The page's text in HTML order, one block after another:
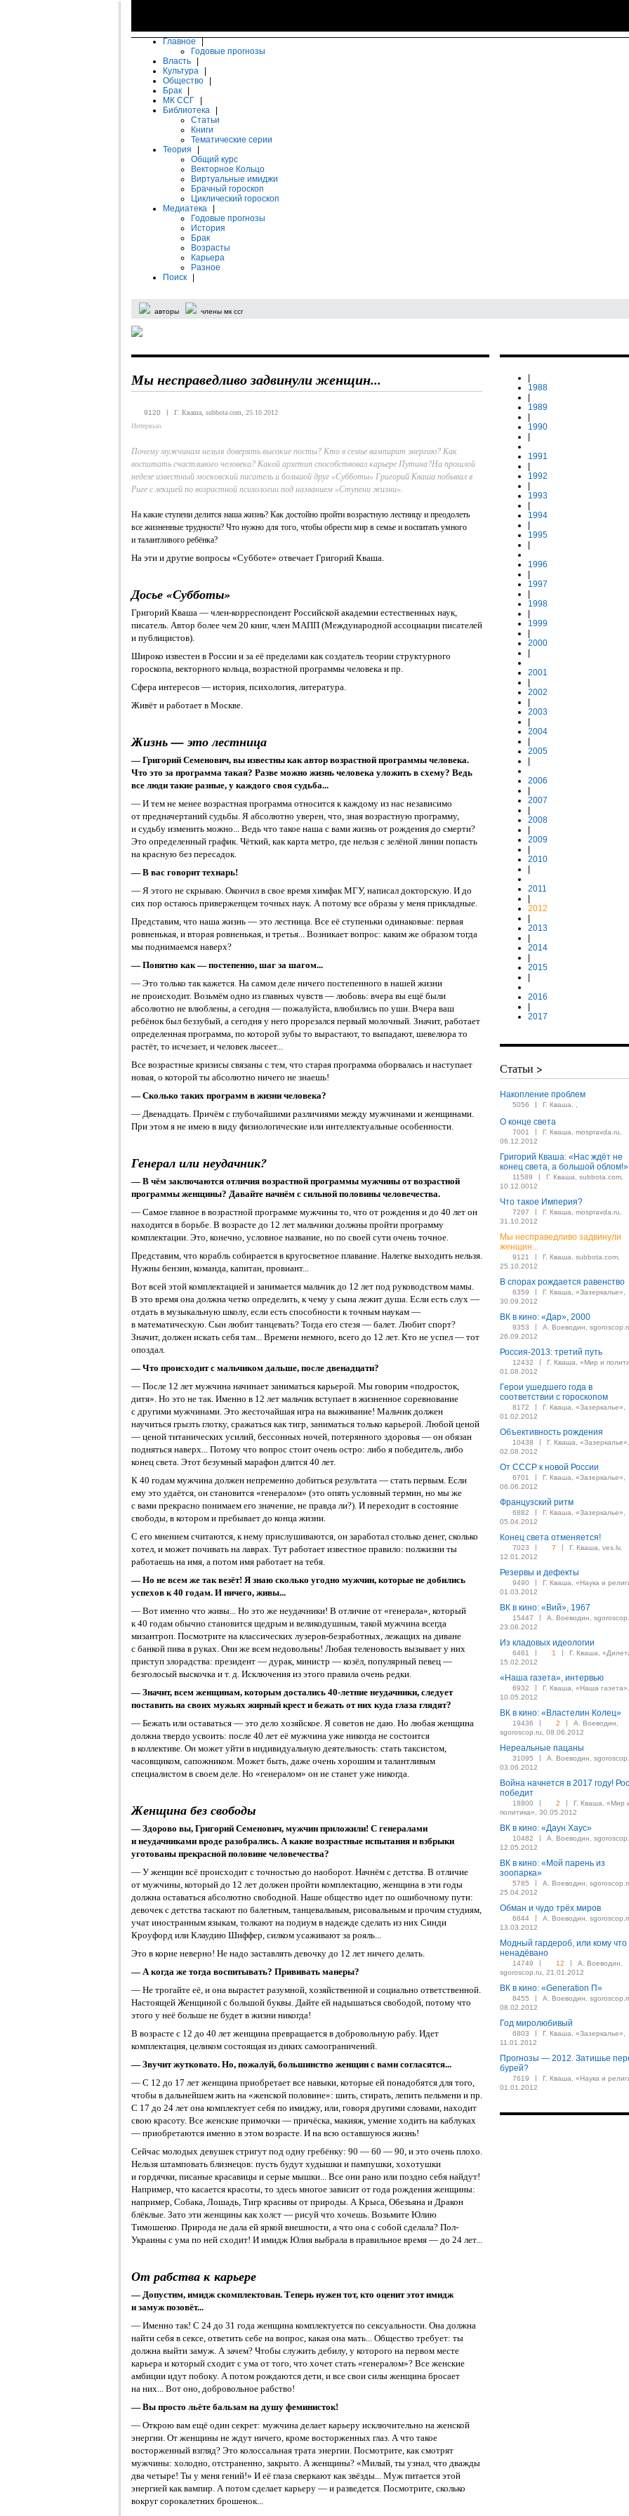
Главное
Годовые прогнозы
Власть
Культура
Общество
Брак
МК ССГ
Библиотека
Статьи
Книги
Тематические серии
Теория
Общий курс
Векторное Кольцо
Виртуальные имиджи
Брачный гороскоп
Циклический гороскоп
Медиатека
Годовые прогнозы
История
Брак
Возрасты
Карьера
Разное
Поиск
авторы члены мк ссг
Мы несправедливо задвинули женщин...
9120 |
Г. Кваша, subbota.com, 25.10.2012
Интервью.
Почему мужчинам нельзя доверять высокие посты? Кто в семье вампирит энергию? Как
воспитать счастливого человека? Какой архетип способствовал карьере Путина?На прошлой
неделе известный московский писатель и большой друг «Субботы» Григорий Кваша побывал в
Риге с лекцией по возрастной психологии под названием «Ступени жизни».
На какие ступени делится наша жизнь? Как достойно пройти возрастную лестницу и преодолеть
все жизненные трудности? Что нужно для того, чтобы обрести мир в семье и воспитать умного
и талантливого ребёнка?
На эти и другие вопросы «Субботе» отвечает Григорий Кваша.
Досье «Субботы»
Григорий Кваша — член-корреспондент Российской академии естественных наук,
писатель. Автор более чем 20 книг, член МАПП (Международной ассоциации писателей
и публицистов).
Широко известен в России и за её пределами как создатель теории структурного
гороскопа, векторного кольца, возрастной программы человека и пр.
Сфера интересов — история, психология, литература.
Живёт и работает в Москве.
Жизнь — это лестница
— Григорий Семенович, вы известны как автор возрастной программы человека.
Что это за программа такая? Разве можно жизнь человека уложить в схему? Ведь
все люди такие разные, у каждого своя судьба...
— И тем не менее возрастная программа относится к каждому из нас независимо
от предначертаний судьбы. Я абсолютно уверен, что, зная возрастную программу,
и судьбу изменить можно... Ведь что такое наша с вами жизнь от рождения до смерти?
Это определенный график. Чёткий, как карта метро, где нельзя с зелёной линии попасть
на красную без пересадок.
— В вас говорит технарь!
— Я этого не скрываю. Окончил в свое время химфак МГУ, написал докторскую. И до
сих пор остаюсь приверженцем точных наук. А потому все образы у меня прикладные.
Представим, что наша жизнь — это лестница. Все её ступеньки одинаковые: первая
ровненькая, и вторая ровненькая, и третья... Возникает вопрос: каким же образом тогда
мы поднимаемся наверх?
— Понятно как — постепенно, шаг за шагом...
— Это только так кажется. На самом деле ничего постепенного в нашей жизни
не происходит. Возьмём одно из главных чувств — любовь: вчера вы ещё были
абсолютно не влюблены, а сегодня — пожалуйста, влюбились по уши. Вчера ваш
ребёнок был беззубый, а сегодня у него прорезался первый молочный. Значит, работает
определенная программа, по которой зубы то вырастают, то выпадают, шевелюра то
растёт, то исчезает, и человек лысеет...
Все возрастные кризисы связаны с тем, что старая программа оборвалась и наступает
новая, о которой ты абсолютно ничего не знаешь!
— Сколько таких программ в жизни человека?
— Двенадцать. Причём с глубочайшими различиями между мужчинами и женщинами.
При этом я не имею в виду физиологические или интеллектуальные особенности.
Генерал или неудачник?
— В чём заключаются отличия возрастной программы мужчины от возрастной
программы женщины? Давайте начнём с сильной половины человечества.
— Самое главное в возрастной программе мужчины то, что от рождения и до 40 лет он
находится в борьбе. В возрасте до 12 лет мальчики должны пройти программу
комплектации. Это, конечно, условное название, но по своей сути очень точное.
Представим, что корабль собирается в кругосветное плавание. Налегке выходить нельзя.
Нужны бензин, команда, капитан, провиант...
Вот всей этой комплектацией и занимается мальчик до 12 лет под руководством мамы.
В это время она должна четко определить, к чему у сына лежит душа. Если есть слух —
отдать в музыкальную школу, если есть способности к точным наукам —
в математическую. Сын любит танцевать? Тогда его стезя — балет. Любит спорт?
Значит, должен искать себя там... Времени немного, всего до 12 лет. Кто не успел — тот
опоздал.
— Что происходит с мальчиком дальше, после двенадцати?
— После 12 лет мужчина начинает заниматься карьерой. Мы говорим «подросток,
дитя». Но это не так. Именно в 12 лет мальчик вступает в жизненное соревнование
с другими мужчинами. Это жесточайшая игра на выживание! Мальчик должен
научиться грызть глотку, сражаться как тигр, заниматься только карьерой. Любой ценой
— ценой титанических усилий, бессонных ночей, потерянного здоровья — он обязан
подняться наверх... Потому что вопрос стоит очень остро: либо я победитель, либо
конец света. Этот безумный марафон длится 40 лет.
К 40 годам мужчина должен непременно добиться результата — стать первым. Если
ему это удаётся, он становится «генералом» (это опять условный термин, но мы же
с вами прекрасно понимаем его значение, не правда ли?). И переходит в состояние
свободы, в котором и пребывает до конца жизни.
С его мнением считаются, к нему прислушиваются, он заработал столько денег, сколько
хотел, и может почивать на лаврах. Тут работает известное правило: полжизни ты
работаешь на имя, а потом имя работает на тебя.
— Но не всем же так везёт! Я знаю сколько угодно мужчин, которые не добились
успехов к 40 годам. И ничего, живы...
— Вот именно что живы... Но это же неудачники! В отличие от «генерала», который
к 40 годам обычно становится щедрым и великодушным, такой мужчина всегда
мизантроп. Посмотрите на классических лузеров-безработных, лежащих на диване
с банкой пива в руках. Они же всем недовольны! Любая теленовость вызывает у них
приступ злорадства: президент — дурак, министр — козёл, популярный певец —
безголосый выскочка и т. д. Исключения из этого правила очень редки.
— Значит, всем женщинам, которым достались 40-летние неудачники, следует
поставить на своих мужьях жирный крест и бежать от них куда глаза глядят?
— Бежать или оставаться — это дело хозяйское. Я советов не даю. Но любая женщина
должна твердо усвоить: после 40 лет её мужчина уже никогда не состоится
в коллективе. Он может уйти в индивидуальную деятельность: стать таксистом,
часовщиком, сапожником. Может быть, даже очень хорошим и талантливым
специалистом в своем деле. Но «генералом» он не станет уже никогда.
Женщина без свободы
— Здорово вы, Григорий Семенович, мужчин приложили! С генералами
и неудачниками вроде разобрались. А какие возрастные испытания и взбрыки
уготованы прекрасной половине человечества?
— У женщин всё происходит с точностью до наоборот. Начнём с детства. В отличие
от мужчины, который до 12 лет должен пройти комплектацию, женщина в эти годы
должна оставаться абсолютно свободной. Наше общество идет по ошибочному пути:
девочек с детства таскают по балетным, танцевальным, рисовальным и прочим студиям,
учат иностранным языкам, толкают на подиум в надежде сделать из них Синди
Кроуфорд или Клаудию Шиффер, силком усаживают за рояль...
Это в корне неверно! Не надо заставлять девочку до 12 лет ничего делать.
— А когда же тогда воспитывать? Прививать манеры?
— Не трогайте её, и она вырастет разумной, хозяйственной и социально ответственной.
Настоящей Женщиной с большой буквы. Дайте ей надышаться свободой, потому что
этого у неё больше не будет в жизни никогда!
В возрасте с 12 до 40 лет женщина превращается в добровольную рабу. Идет
комплектация, целиком состоящая из диких самоограничений.
— Звучит жутковато. Но, пожалуй, большинство женщин с вами согласятся...
— С 12 до 17 лет женщина приобретает все навыки, которые ей понадобятся для того,
чтобы в дальнейшем жить на «женской половине»: шить, стирать, лепить пельмени и пр.
С 17 до 24 лет она комплектует себя по имиджу, или, говоря другими словами, находит
свою красоту. Все женские примочки — причёска, макияж, умение ходить на каблуках
— приобретаются именно в этом возрасте. И на всю оставшуюся жизнь!
Сейчас молодых девушек стригут под одну гребёнку: 90 — 60 — 90, и это очень плохо.
Нельзя штамповать близнецов: пусть будут худышки и пампушки, хохотушки
и гордячки, писаные красавицы и серые мышки... Все они рано или поздно себя найдут!
Например, что касается красоты, то здесь многое зависит от года рождения женщины:
например, Собака, Лошадь, Тигр красивы от природы. А Крыса, Обезьяна и Дракон
блёклые. Зато эти женщины как холст — рисуй что хочешь. Возьмите Юлию
Тимошенко. Природа не дала ей яркой внешности, а что она с собой сделала? Пол-
Украины с ума по ней сходит! И имидж Юлия выбрала в правильное время — до 24 лет...
От рабства к карьере
— Допустим, имидж скомплектован. Теперь нужен тот, кто оценит этот имидж
и замуж позовёт...
— Именно так! С 24 до 31 года женщина комплектуется по сексуальности. Она должна
найти себя в сексе, ответить себе на вопрос, какая она мать... Общество требует: ты
должна выйти замуж. А зачем? Чтобы служить дебилу, у которого на первом месте
карьера и который сходит с ума от того, что хочет стать «генералом»? Все женские
амбиции идут побоку. А потом рождаются дети, и все свои силы женщина бросает
на них... Вот оно, добровольное рабство!
— Вы просто льёте бальзам на душу феминисток!
— Открою вам ещё один секрет: мужчина делает карьеру исключительно на женской
энергии. От женщины не ждут ничего, кроме восторженных глаз. А что такое
восторженный взгляд? Это колоссальная трата энергии. Посмотрите, как смотрят
мужчины: холодно, отстраненно, закрыто. А женщины? «Милый, ты узнал, что дважды
два четыре! Ты у меня гений!» И её глаза сверкают как звёзды... Муж питается этой
энергией как вампир. А потом сделает карьеру — и разведется. Посмотрите, сколько
вокруг сорокалетних брошенок...
1988
1989
1990
1991
1992
1993
1994
1995
1996
1997
1998
1999
2000
2001
2002
2003
2004
2005
2006
2007
2008
2009
2010
2011
2012
2013
2014
2015
2016
2017
Статьи >
Накопление проблем
5056 | Г. Кваша, ,
О конце света
7001 |
Г. Кваша, mospravda.ru,
06.12.2012
Григорий Кваша: «Нас ждёт не
конец света, а большой облом!»
11589 |
Г. Кваша, subbota.com,
10.12.0012
Что такое Империя?
7297 |
Г. Кваша, mospravda.ru,
31.10.2012
Мы несправедливо задвинули
женщин...
9121 |
Г. Кваша, subbota.com,
25.10.2012
В спорах рождается равенство
6359 |
Г. Кваша, «Зазеркалье»,
30.09.2012
ВК в кино: «Дар», 2000
9353 |
А. Воеводин,
26.09.2012
Россия-2013: третий путь
12432 |
Г. Кваша, «Мир и
01.08.2012
Герои ушедшего года в
соответствии с гороскопом
8172 |
Г. Кваша, «Зазеркалье»,
01.02.2012
Объективность рождения
10438 |
Г. Кваша, «Зазеркалье»,
02.08.2012
От СССР к новой России
6701 |
Г. Кваша, «Зазеркалье»,
06.06.2012
Французский ритм
6882 |
Г. Кваша, «Зазеркалье»,
05.04.2012
Конец света отменяется!
7023 | 7 |
Г. Кваша, ves.lv,
12.01.2012
Резервы и дефекты
9490 |
Г. Кваша, «Наука и
01.03.2012
ВК в кино: «Вий», 1967
15447 |
А. Воеводин,
23.06.2012
Из кладовых идеологии
6461 | 1 |
Г. Кваша,
15.02.2012
«Наша газета», интервью
6932 |
Г. Кваша, «Наша газета»,
10.05.2012
ВК в кино: «Властелин Колец»
19436 | 2 |
А. Воеводин,
sgoroscop.ru, 08.06.2012
Нереальные пацаны
31095 |
А. Воеводин,
03.06.2012
Война начнется в 2017 году!
победит
18800 | 2 |
Г. Кваша, «Мир
политика», 30.05.2012
ВК в кино: «Даун Хаус»
10482 |
А. Воеводин,
12.05.2012
ВК в кино: «Мой парень из
зоопарка»
5785 |
А. Воеводин,
25.04.2012
Обман и чудо трёх миров
6844 |
А. Воеводин,
13.03.2012
Модный гардероб, или кому что
ненадёвано
14749 | 12 |
А. Воеводин,
sgoroscop.ru, 21.01.2012
ВК в кино: «Generation П»
8455 |
А. Воеводин,
08.02.2012
Год миролюбивый
6803 |
Г. Кваша, «Зазеркалье»,
11.01.2012
Прогнозы — 2012. Затишье
бурей?
7619 |
Г. Кваша, «Наука и
01.01.2012